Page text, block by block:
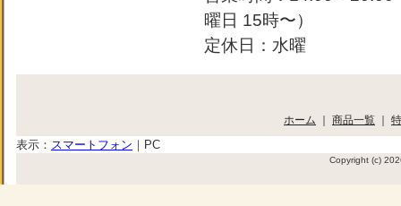
曜日 15時〜）
定休日：水曜
ホーム ｜ 商品一覧 ｜
表示： スマートフォン ｜ PC
Copyright (c)